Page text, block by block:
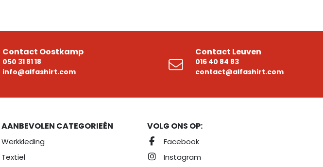
Contact Oostkamp
050 31 81 18
info@alfashirt.com
Contact Leuven
016 40 84 83
contact@alfashirt.com
AANBEVOLEN CATEGORIEËN
Werkkleding
Textiel
VOLG ONS OP:
Facebook
Instagram